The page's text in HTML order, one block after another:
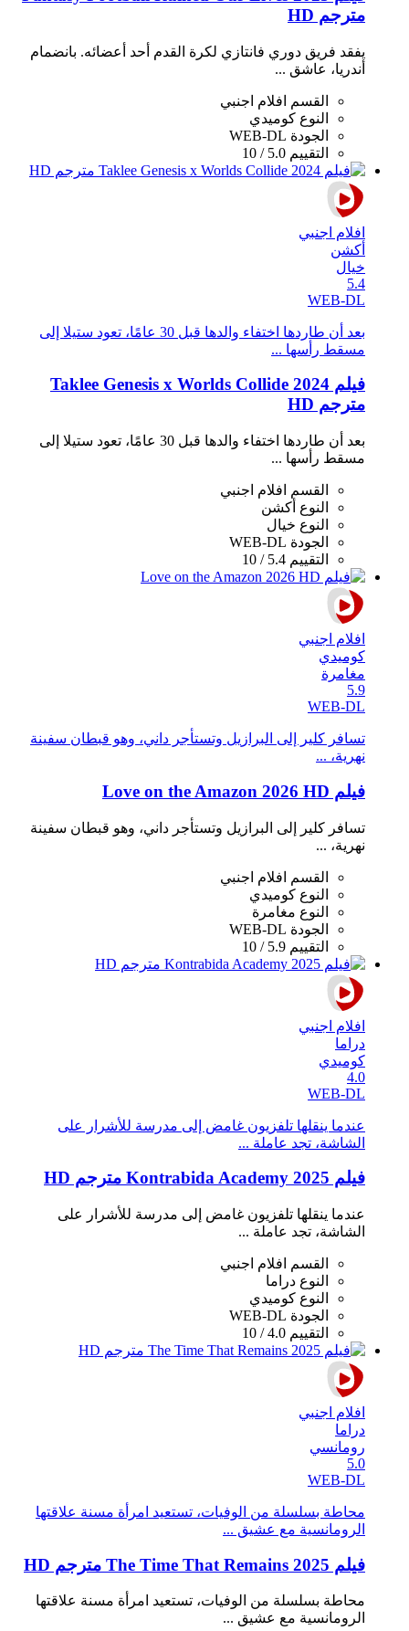
مترجم HD
يفقد فريق دوري فانتازي لكرة القدم أحد أعضائه. بانضمام
أندريا، عاشق ...
القسم
افلام اجنبي
النوع كوميدي
الجودة WEB-DL
التقييم 5.0 / 10
افلام اجنبي
أكشن
خيال
5.4
WEB-DL
بعد أن طاردها اختفاء والدها قبل 30 عامًا، تعود ستيلا إلى
مسقط رأسها ...
فيلم Taklee Genesis x Worlds Collide 2024
مترجم HD
بعد أن طاردها اختفاء والدها قبل 30 عامًا، تعود ستيلا إلى
مسقط رأسها ...
القسم
افلام اجنبي
النوع أكشن
النوع خيال
الجودة WEB-DL
التقييم 5.4 / 10
افلام اجنبي
كوميدي
مغامرة
5.9
WEB-DL
تسافر كلير إلى البرازيل وتستأجر داني، وهو قبطان سفينة
نهرية، ...
فيلم Love on the Amazon 2026 HD
تسافر كلير إلى البرازيل وتستأجر داني، وهو قبطان سفينة
نهرية، ...
القسم
افلام اجنبي
النوع كوميدي
النوع مغامرة
الجودة WEB-DL
التقييم 5.9 / 10
افلام اجنبي
دراما
كوميدي
4.0
WEB-DL
عندما ينقلها تلفزيون غامض إلى مدرسة للأشرار على
الشاشة، تجد عاملة ...
فيلم Kontrabida Academy 2025 مترجم HD
عندما ينقلها تلفزيون غامض إلى مدرسة للأشرار على
الشاشة، تجد عاملة ...
القسم
افلام اجنبي
النوع دراما
النوع كوميدي
الجودة WEB-DL
التقييم 4.0 / 10
افلام اجنبي
دراما
رومانسي
5.0
WEB-DL
محاطة بسلسلة من الوفيات، تستعيد امرأة مسنة علاقتها
الرومانسية مع عشيق ...
فيلم The Time That Remains 2025 مترجم HD
محاطة بسلسلة من الوفيات، تستعيد امرأة مسنة علاقتها
الرومانسية مع عشيق ...